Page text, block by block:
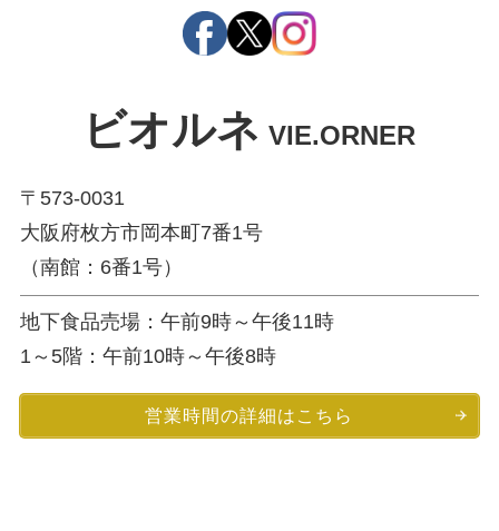
ビオルネ VIE.ORNER
〒573-0031
大阪府枚方市岡本町7番1号
（南館：6番1号）
地下食品売場：午前9時～午後11時
1～5階：午前10時～午後8時
営業時間の詳細はこちら